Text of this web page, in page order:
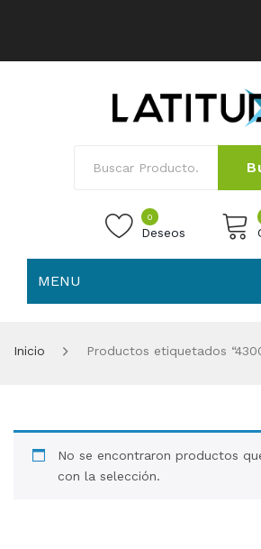
0
Deseos
MENU
BLOG
CONTACTO
Inicio Productos etiquetados
No se encontraron productos
con la selección.